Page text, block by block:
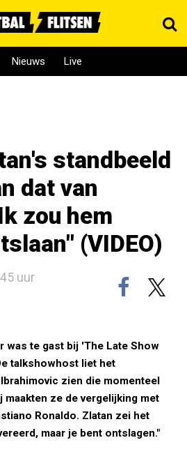
Nieuws Live
standbeeld
dat van
zou hem
(VIDEO)
uur
was te gast bij 'The Late Show
talkshowhost liet het
zien die momenteel
maakten ze de vergelijking met
Ronaldo. Zlatan zei het
maar je bent ontslagen."